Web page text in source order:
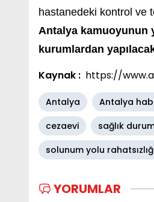
hastanedeki kontrol ve
Antalya kamuoyunun
kurumlardan
Kaynak : https://
Antalya Antalya
cezaevi
sağlık
solunum yolu
YORUMLAR